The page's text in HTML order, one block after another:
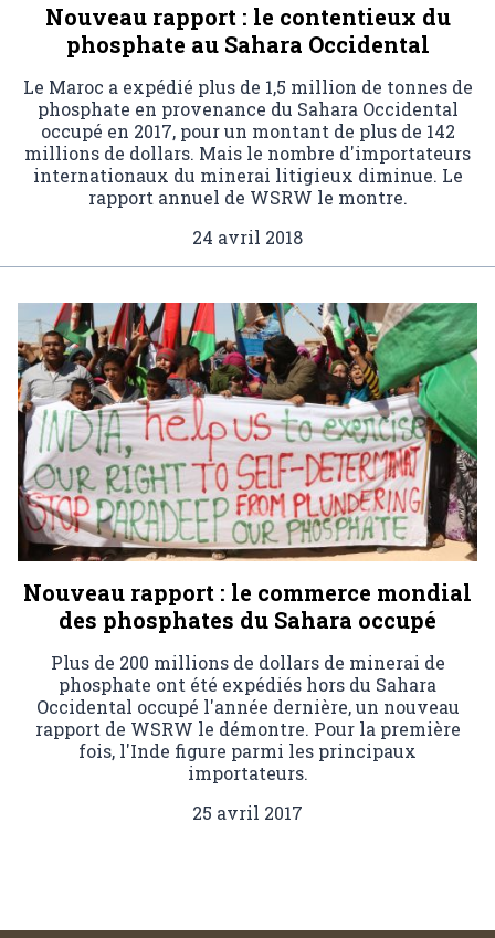
Nouveau rapport : le contentieux du
phosphate au Sahara Occidental
Le Maroc a expédié plus de 1,5 million de tonnes de
phosphate en provenance du Sahara Occidental
occupé en 2017, pour un montant de plus de 142
millions de dollars. Mais le nombre d'importateurs
internationaux du minerai litigieux diminue. Le
rapport annuel de WSRW le montre.
24 avril 2018
Nouveau rapport : le commerce mondial
des phosphates du Sahara occupé
Plus de 200 millions de dollars de minerai de
phosphate ont été expédiés hors du Sahara
Occidental occupé l'année dernière, un nouveau
rapport de WSRW le démontre. Pour la première
fois, l'Inde figure parmi les principaux
importateurs.
25 avril 2017